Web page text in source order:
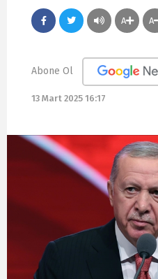
A A
Abone Ol
13 Mart 2025 16:17